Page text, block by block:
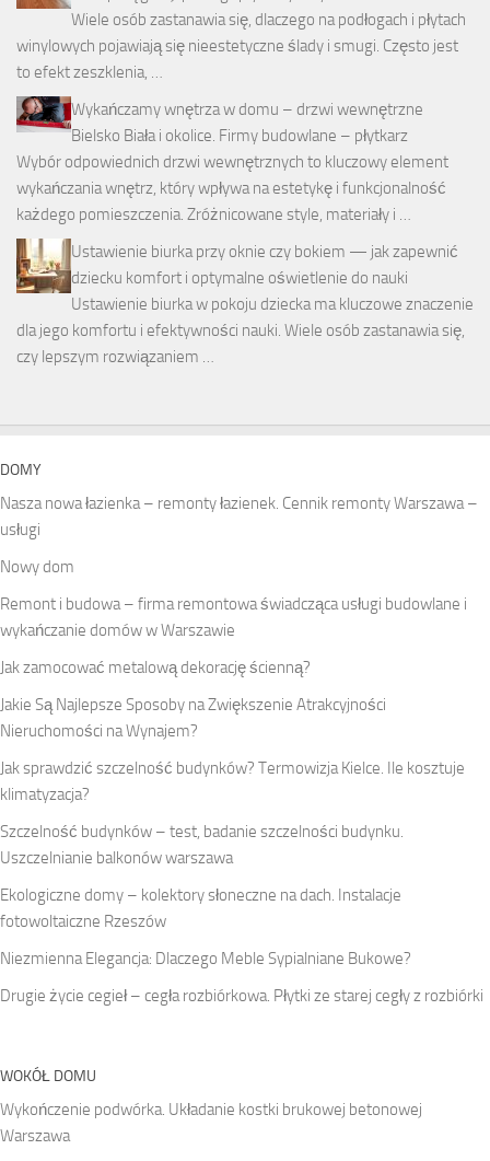
Wiele osób zastanawia się, dlaczego na podłogach i płytach
winylowych pojawiają się nieestetyczne ślady i smugi. Często jest
to efekt zeszklenia, …
Wykańczamy wnętrza w domu – drzwi wewnętrzne
Bielsko Biała i okolice. Firmy budowlane – płytkarz
Wybór odpowiednich drzwi wewnętrznych to kluczowy element
wykańczania wnętrz, który wpływa na estetykę i funkcjonalność
każdego pomieszczenia. Zróżnicowane style, materiały i …
Ustawienie biurka przy oknie czy bokiem — jak zapewnić
dziecku komfort i optymalne oświetlenie do nauki
Ustawienie biurka w pokoju dziecka ma kluczowe znaczenie
dla jego komfortu i efektywności nauki. Wiele osób zastanawia się,
czy lepszym rozwiązaniem …
DOMY
Nasza nowa łazienka – remonty łazienek. Cennik remonty Warszawa –
usługi
Nowy dom
Remont i budowa – firma remontowa świadcząca usługi budowlane i
wykańczanie domów w Warszawie
Jak zamocować metalową dekorację ścienną?
Jakie Są Najlepsze Sposoby na Zwiększenie Atrakcyjności
Nieruchomości na Wynajem?
Jak sprawdzić szczelność budynków? Termowizja Kielce. Ile kosztuje
klimatyzacja?
Szczelność budynków – test, badanie szczelności budynku.
Uszczelnianie balkonów warszawa
Ekologiczne domy – kolektory słoneczne na dach. Instalacje
fotowoltaiczne Rzeszów
Niezmienna Elegancja: Dlaczego Meble Sypialniane Bukowe?
Drugie życie cegieł – cegła rozbiórkowa. Płytki ze starej cegły z rozbiórki
WOKÓŁ DOMU
Wykończenie podwórka. Układanie kostki brukowej betonowej
Warszawa